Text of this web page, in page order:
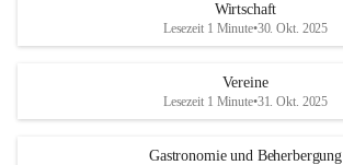
Wirtschaft
Lesezeit 1 Minute•30. Okt. 2025
Vereine
Lesezeit 1 Minute•31. Okt. 2025
Gastronomie und Beherbergung